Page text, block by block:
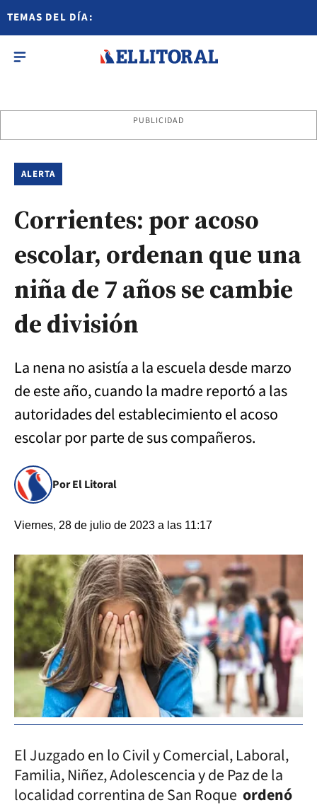
TEMAS DEL DÍA:
PUBLICIDAD
ALERTA
Corrientes: por acoso
escolar, ordenan que una
niña de 7 años se cambie
de división
La nena no asistía a la escuela desde marzo
de este año, cuando la madre reportó a las
autoridades del establecimiento el acoso
escolar por parte de sus compañeros.
Por El Litoral
Viernes, 28 de julio de 2023 a las 11:17
El Juzgado en lo Civil y Comercial, Laboral,
Familia, Niñez, Adolescencia y de Paz de la
localidad correntina de San Roque ordenó